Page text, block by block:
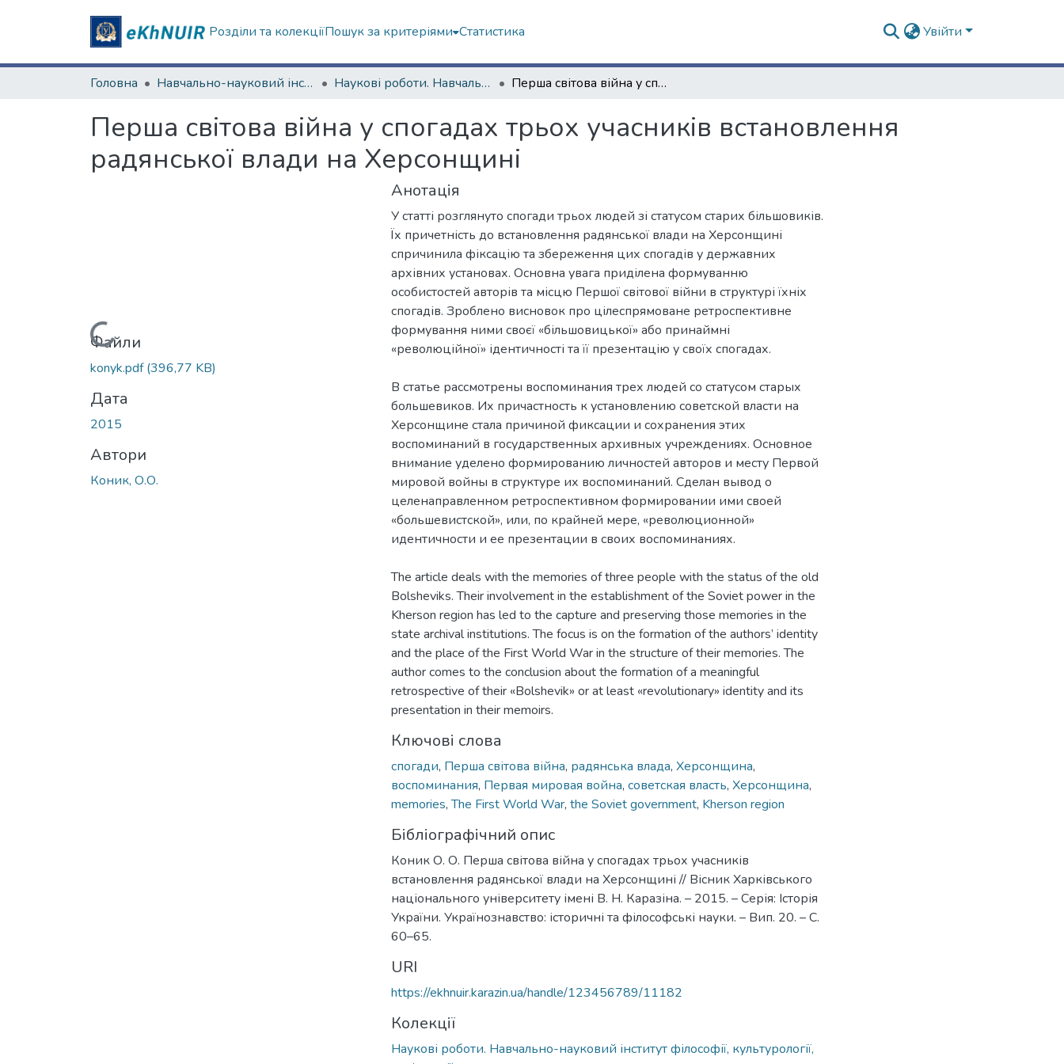
Розділи та колекціїПошук за критеріями Статистика Увійти
Головна Навчально-науковий інститут філософії, культурології, політології Наукові роботи. Навчально-науковий інститут філософії, культурології, політології Перша світова війна у спогадах трьох учасників встановлення радянської влади на Херсонщині
Перша світова війна у спогадах трьох учасників встановлення
радянської влади на Херсонщині
Вантажиться...
Файли
konyk.pdf(396,77 KB)
Дата
2015
Автори
Коник, О.О.
Анотація
У статті розглянуто спогади трьох людей зі статусом старих більшовиків.
Їх причетність до встановлення радянської влади на Херсонщині
спричинила фіксацію та збереження цих спогадів у державних
архівних установах. Основна увага приділена формуванню
особистостей авторів та місцю Першої світової війни в структурі їхніх
спогадів. Зроблено висновок про цілеспрямоване ретроспективне
формування ними своєї «більшовицької» або принаймні
«революційної» ідентичності та її презентацію у своїх спогадах.
В статье рассмотрены воспоминания трех людей со статусом старых
большевиков. Их причастность к установлению советской власти на
Херсонщине стала причиной фиксации и сохранения этих
воспоминаний в государственных архивных учреждениях. Основное
внимание уделено формированию личностей авторов и месту Первой
мировой войны в структуре их воспоминаний. Сделан вывод о
целенаправленном ретроспективном формировании ими своей
«большевистской», или, по крайней мере, «революционной»
идентичности и ее презентации в своих воспоминаниях.
The article deals with the memories of three people with the status of the old
Bolsheviks. Their involvement in the establishment of the Soviet power in the
Kherson region has led to the capture and preserving those memories in the
state archival institutions. The focus is on the formation of the authors’ identity
and the place of the First World War in the structure of their memories. The
author comes to the conclusion about the formation of a meaningful
retrospective of their «Bolshevik» or at least «revolutionary» identity and its
presentation in their memoirs.
Ключові слова
спогади, Перша світова війна, радянська влада, Херсонщина,
воспоминания, Первая мировая война, советская власть, Херсонщина,
memories,The First World War, the Soviet government, Kherson region
Бібліографічний опис
Коник О. О. Перша світова війна у спогадах трьох учасників
встановлення радянської влади на Херсонщині // Вісник Харківського
національного університету імені В. Н. Каразіна. – 2015. – Серія: Історія
України. Українознавство: історичні та філософські науки. – Вип. 20. – С.
60–65.
URI
https://ekhnuir.karazin.ua/handle/123456789/11182
Колекції
Наукові роботи. Навчально-науковий інститут філософії, культурології,